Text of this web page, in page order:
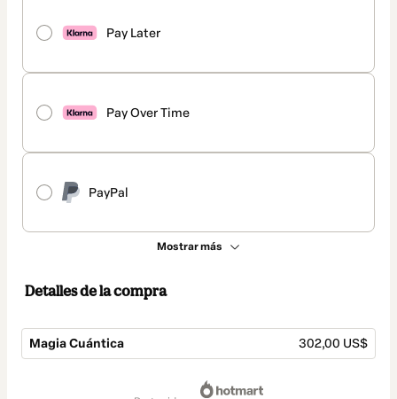
Pay Later
Pay Over Time
PayPal
Mostrar más
Detalles de la compra
Magia Cuántica 302,00 US$